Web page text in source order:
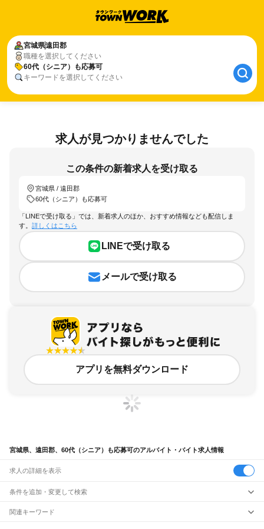
宮城県遠田郡
職種を選択してください
60代（シニア）も応募可
キーワードを選択してください
求人が見つかりませんでした
この条件の新着求人を受け取る
宮城県 / 遠田郡
60代（シニア）も応募可
「LINEで受け取る」では、新着求人のほか、おすすめ情報なども配信しま
す。 詳しくはこちら
LINEで受け取る
メールで受け取る
アプリを無料ダウンロード
宮城県、遠田郡、60代（シニア）も応募可のアルバイト・バイト求人情報
求人の詳細を表示
条件を追加・変更して検索
市区町村を追加・変更
関連キーワード